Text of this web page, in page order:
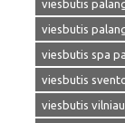
viesbutis
viesbutis
viesbutis spa
viesbutis
viesbutis